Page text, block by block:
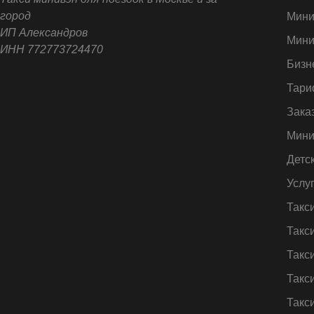
город
ИП Александров
ИНН 772773724470